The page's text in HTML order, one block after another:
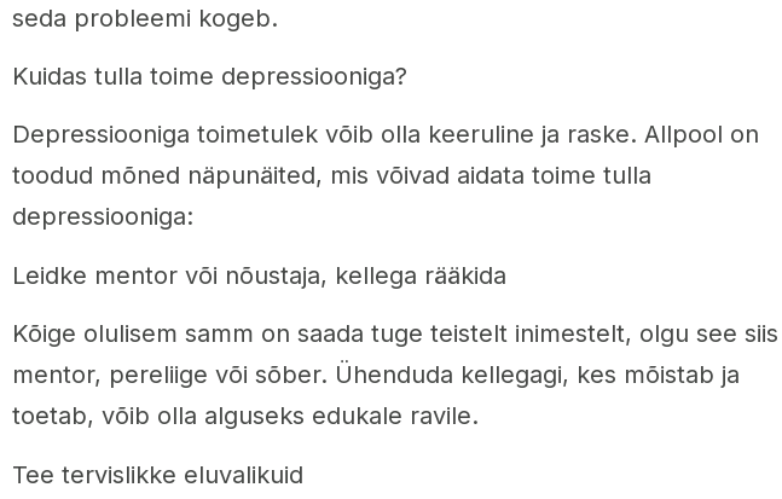
seda probleemi kogeb.
Kuidas tulla toime depressiooniga?
Depressiooniga toimetulek võib olla keeruline ja raske. Allpool on
toodud mõned näpunäited, mis võivad aidata toime tulla
depressiooniga:
Leidke mentor või nõustaja, kellega rääkida
Kõige olulisem samm on saada tuge teistelt inimestelt, olgu see siis
mentor, pereliige või sõber. Ühenduda kellegagi, kes mõistab ja
toetab, võib olla alguseks edukale ravile.
Tee tervislikke eluvalikuid